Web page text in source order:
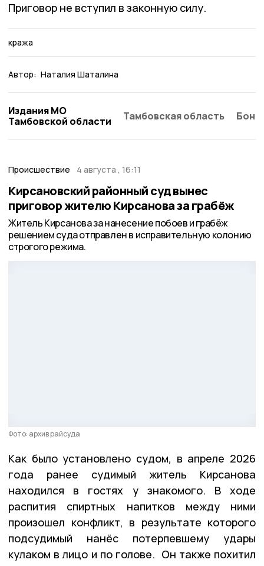
Приговор не вступил в законную силу.
кража
Автор: Наталия Шаталина
Издания МО
Тамбовской области
Тамбовская область
Происшествие 4 августа , 16:11
Кирсановский районный суд вынес
приговор жителю Кирсанова за грабёж
Житель Кирсанова за нанесение побоев и грабёж
решением суда отправлен в исправительную колонию
строгого режима.
Фото: архив райсуда
Как было установлено судом, в апреле 2026
года ранее судимый житель Кирсанова
находился в гостях у знакомого. В ходе
распития спиртных напитков между ними
произошел конфликт, в результате которого
подсудимый нанёс потерпевшему удары
кулаком в лицо и по голове. Он также похитил